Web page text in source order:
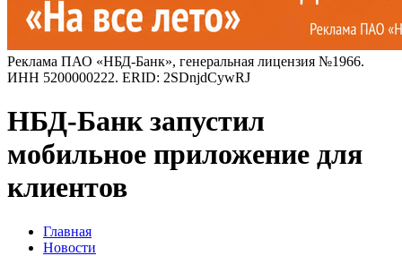
Реклама ПАО «НБД-Банк», генеральная лицензия №1966.
ИНН 5200000222. ERID: 2SDnjdCywRJ
НБД-Банк запустил
мобильное приложение для
клиентов
Главная
Новости